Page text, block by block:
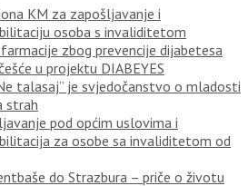
KM za zapošljavanje i
osoba s invaliditetom
zbog prevencije dijabetesa
u projektu DIABEYES
talasaj” je svjedočanstvo o mladosti
strah
pod općim uslovima i
za osobe sa invaliditetom od
do Strazbura – priče o životu